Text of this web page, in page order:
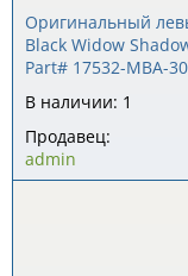
Оригинальный
Black Widow
Part# 17532-MBA-
В наличии: 1
Продавец:
admin